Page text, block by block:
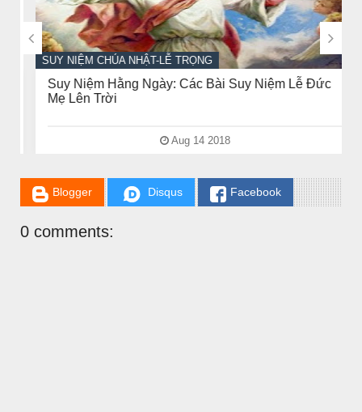
SUY NIỆM CHÚA NHẬT-LỄ TRỌNG
Suy Niệm Hằng Ngày: Các Bài Suy Niệm Lễ Đức
Mẹ Lên Trời
Aug 14 2018
 
Blogger Disqus Facebook
0 comments: